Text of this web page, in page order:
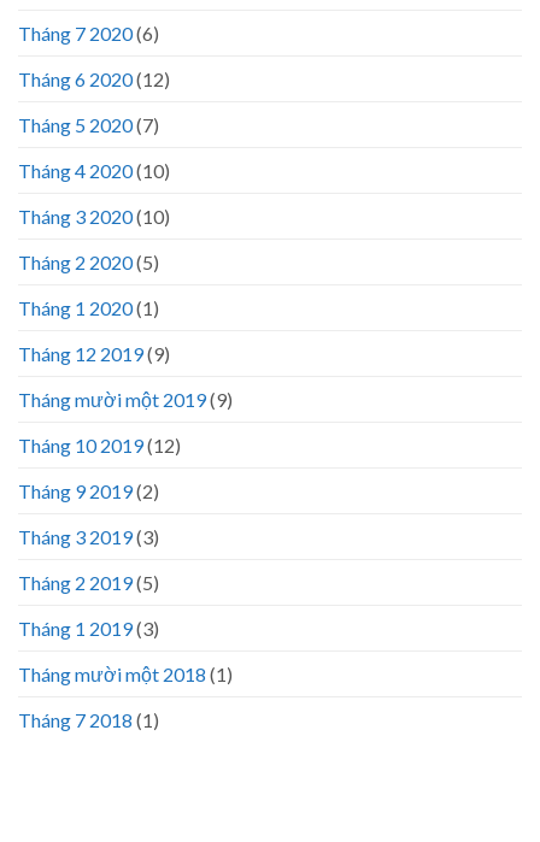
Tháng 7 2020(6)
Tháng 6 2020(12)
Tháng 5 2020(7)
Tháng 4 2020(10)
Tháng 3 2020(10)
Tháng 2 2020(5)
Tháng 1 2020(1)
Tháng 12 2019(9)
Tháng mười một 2019(9)
Tháng 10 2019(12)
Tháng 9 2019(2)
Tháng 3 2019(3)
Tháng 2 2019(5)
Tháng 1 2019(3)
Tháng mười một 2018 (1)
Tháng 7 2018 (1)